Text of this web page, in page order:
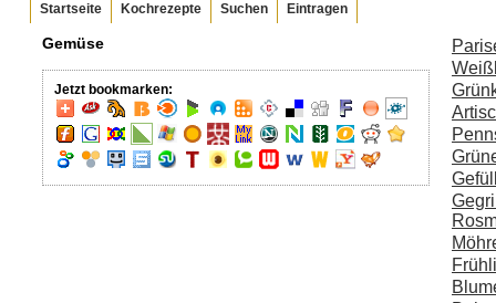
Startseite Kochrezepte Suchen Eintragen
Gemüse
Jetzt bookmarken: